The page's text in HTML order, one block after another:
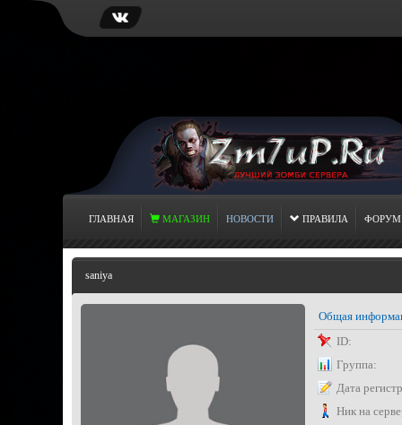
ГЛАВНАЯ МАГАЗИН НОВОСТИ ПРАВИЛА ФОРУМ
saniya
Общая
ID:
Группа:
Дата
Ник на